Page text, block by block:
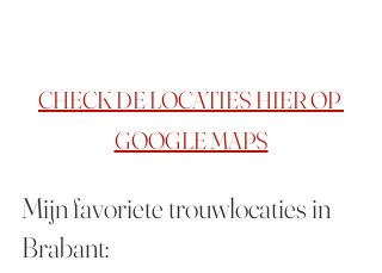
CHECK DE LOCATIES HIER OP
GOOGLE MAPS
Mijn favoriete trouwlocaties in
Brabant: